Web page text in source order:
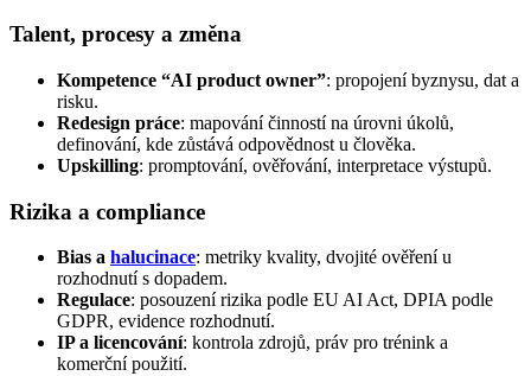
Talent, procesy a změna
Kompetence “AI product owner”: propojení byznysu, dat a
risku.
Redesign práce: mapování činností na úrovni úkolů,
definování, kde zůstává odpovědnost u člověka.
Upskilling: promptování, ověřování, interpretace výstupů.
Rizika a compliance
Bias a halucinace: metriky kvality, dvojité ověření u
rozhodnutí s dopadem.
Regulace: posouzení rizika podle EU AI Act, DPIA podle
GDPR, evidence rozhodnutí.
IP a licencování: kontrola zdrojů, práv pro trénink a
komerční použití.